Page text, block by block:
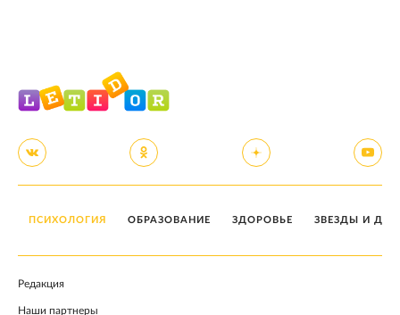
ПСИХОЛОГИЯ ОБРАЗОВАНИЕ ЗДОРОВЬЕ ЗВЕЗДЫ И
Редакция
Наши партнеры